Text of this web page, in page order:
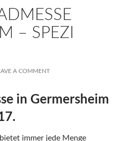
– SPEZI
A COMMENT
in Germersheim
immer jede Menge